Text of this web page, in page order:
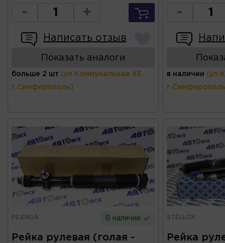
- +
Написать отзыв
Показать аналоги
больше 2 шт (ул.Коммунальная 43,
г.Симферополь)
-
в наличии
PILENGA В наличии
Рейка рулевая (голая -
STELLOX
Рейка